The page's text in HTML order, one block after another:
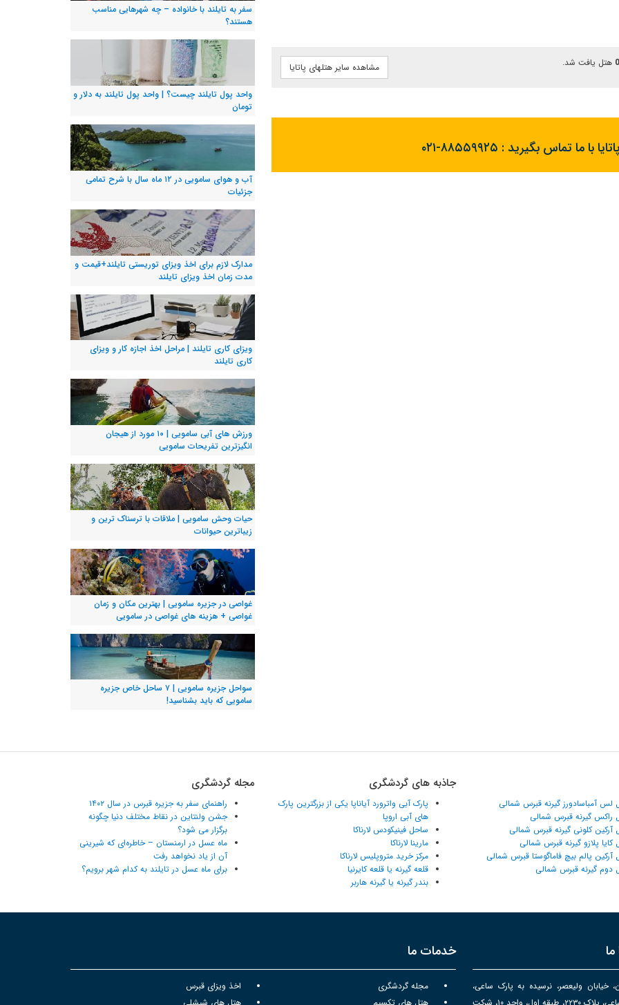
0 هتل یافت شد. مشاهده سایر هتلهای پاتایا
با ما تماس بگیرید : ۰۲۱-۸۸۵۵۹۹۲۵
سفر به تایلند با خانواده – چه شهرهایی مناسب
هستند؟
واحد پول تایلند چیست؟ | واحد پول تایلند به دلار و
تومان
آب و هوای سامویی در ۱۲ ماه سال با شرح تمامی
جزئیات
مدارک لازم برای اخذ ویزای توریستی تایلند+قیمت و
مدت زمان اخذ ویزای تایلند
ویزای کاری تایلند | مراحل اخذ اجازه کار و ویزای
کاری تایلند
ورزش های آبی سامویی | ۱۰ مورد از هیجان
انگیزترین تفریحات سامویی
حیات وحش سامویی | ملاقات با ترسناک ترین و
زیباترین حیوانات
غواصی در جزیره سامویی | بهترین مکان و زمان
غواصی + هزینه های غواصی در سامویی
سواحل جزیره سامویی | ۷ ساحل خاص جزیره
سامویی که باید بشناسید!
لس آمباسادورز گیرنه قبرس شمالی
راکس گیرنه قبرس شمالی
آرکین کلونی گیرنه قبرس شمالی
کایا پلازو گیرنه قبرس شمالی
آرکین پالم بیچ فاماگوستا قبرس شمالی
دوم گیرنه قبرس شمالی
جاذبه های گردشگری
پارک آبی واترورد آیاناپا یکی از بزرگترین پارک
های آبی اروپا
ساحل فینیکودس لارناکا
مارینا لارناکا
مرکز خرید متروپلیس لارناکا
قلعه گیرنه یا قلعه کایرنیا
بندر گیرنه یا گیرنه هاربر
مجله گردشگری
راهنمای سفر به جزیره قبرس در سال ۱۴۰۲
جشن ولنتاین در نقاط مختلف دنیا چگونه
برگزار می شود؟
ماه عسل در ارمنستان – خاطره‌ای که شیرینی
آن از یاد نخواهد رفت
برای ماه عسل در تایلند به کدام شهر برویم؟
خیابان ولیعصر، نرسیده به پارک ساعی،
خدمات ما
مجله گردشگری
اخذ ویزای قبرس